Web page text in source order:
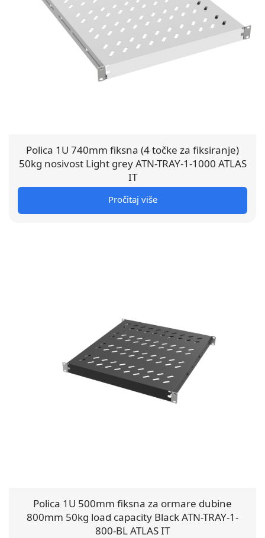
Polica 1U 740mm fiksna (4 točke za fiksiranje)
50kg nosivost Light grey ATN-TRAY-1-1000 ATLAS
IT
Pročitaj više
Polica 1U 500mm fiksna za ormare dubine
800mm 50kg load capacity Black ATN-TRAY-1-
800-BL ATLAS IT